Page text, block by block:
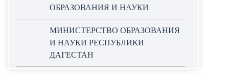
ОБРАЗОВАНИЯ И НАУКИ
МИНИСТЕРСТВО ОБРАЗОВАНИЯ
И НАУКИ РЕСПУБЛИКИ
ДАГЕСТАН